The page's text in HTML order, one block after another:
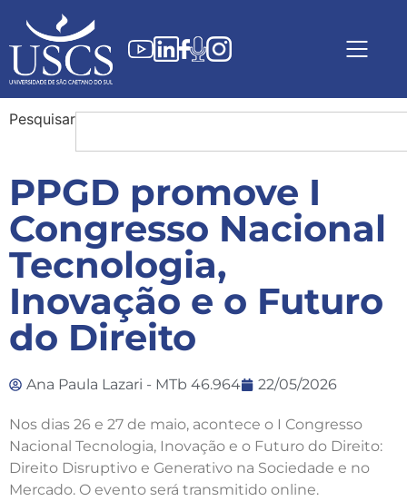
Pesquisar
PPGD promove I
Congresso Nacional
Tecnologia,
Inovação e o Futuro
do Direito
Ana Paula Lazari - MTb 46.964 22/05/2026
Nos dias 26 e 27 de maio, acontece o I Congresso
Nacional Tecnologia, Inovação e o Futuro do Direito:
Direito Disruptivo e Generativo na Sociedade e no
Mercado. O evento será transmitido online.